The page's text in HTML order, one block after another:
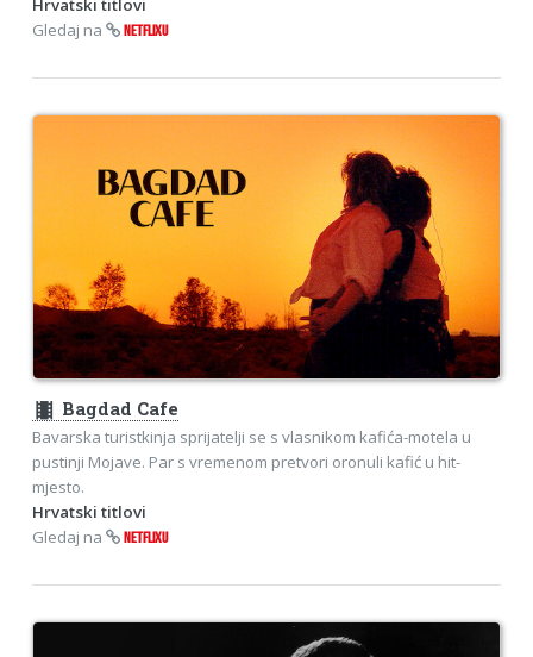
Hrvatski titlovi
Gledaj na
NETFLIXU
theaters Bagdad Cafe
Bavarska turistkinja sprijatelji se s vlasnikom kafića-motela u
pustinji Mojave. Par s vremenom pretvori oronuli kafić u hit-
mjesto.
Hrvatski titlovi
Gledaj na
NETFLIXU